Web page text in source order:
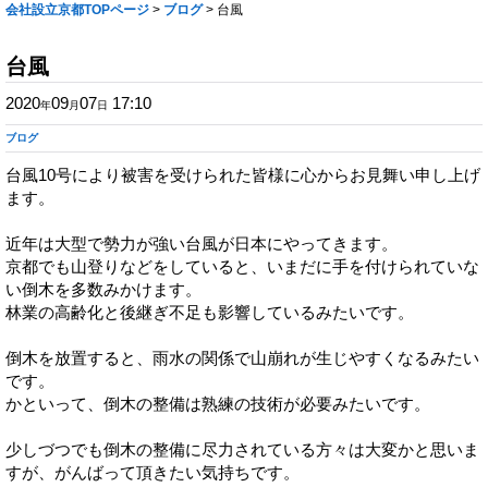
会社設立京都TOPページ > ブログ > 台風
台風
2020年09月07日 17:10
ブログ
台風10号により被害を受けられた皆様に心からお見舞い申し上げ
ます。
近年は大型で勢力が強い台風が日本にやってきます。
京都でも山登りなどをしていると、いまだに手を付けられていな
い倒木を多数みかけます。
林業の高齢化と後継ぎ不足も影響しているみたいです。
倒木を放置すると、雨水の関係で山崩れが生じやすくなるみたい
です。
かといって、倒木の整備は熟練の技術が必要みたいです。
少しづつでも倒木の整備に尽力されている方々は大変かと思いま
すが、がんばって頂きたい気持ちです。